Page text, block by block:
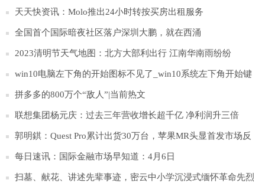
天天快资讯：Molo推出24小时转按买房出租服务
全国首个国际暗夜社区落户深圳大鹏，就在西涌
2023清明节天气地图：北方大部利出行 江南华南雨纷纷
win10电脑左下角的开始图标不见了_win10系统左下角开始键
不见|环球微头条
拼多多的800万个“敌人”|当前热文
联想集团杨元庆：过去三年营收增长超千亿 净利润升三倍
郭明錤：Quest Pro累计出货30万台，苹果MR头显首发市场反
馈存疑
每日速讯：国际金融市场早知道：4月6日
扫墓、献花、讲述先辈事迹，密云中小学沉浸式缅怀革命先烈